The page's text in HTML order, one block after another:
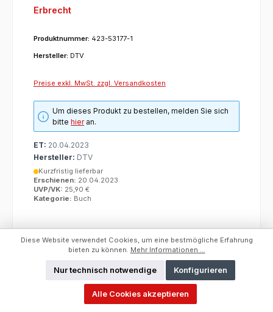
Erbrecht
Produktnummer: 423-53177-1
Hersteller: DTV
Preise exkl. MwSt. zzgl. Versandkosten
Um dieses Produkt zu bestellen, melden Sie sich
bittehieran.
ET: 20.04.2023
Hersteller: DTV
Kurzfristig lieferbar
Erschienen: 20.04.2023
UVP/VK: 25,90 €
Kategorie: Buch
Diese Website verwendet Cookies, um eine bestmögliche Erfahrung
bieten zu können. Mehr Informationen ...
Nur technisch notwendige Konfigurieren
Alle Cookies akzeptieren